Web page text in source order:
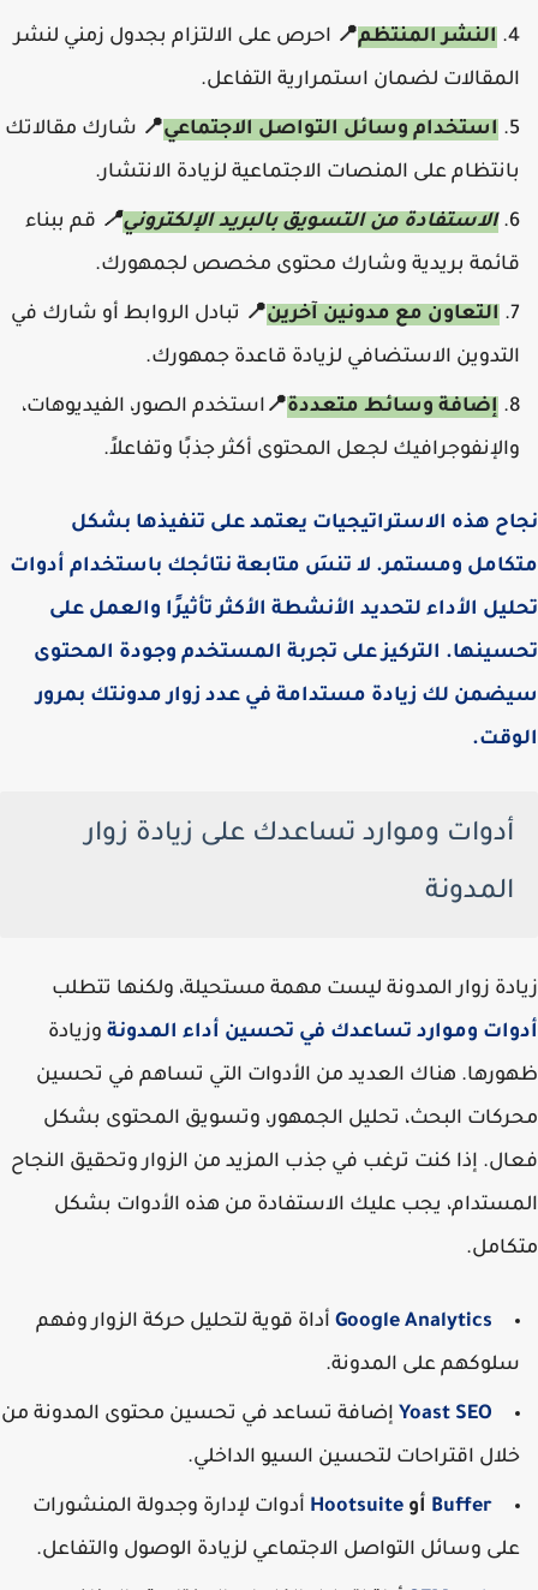
النشر المنتظم📍 احرص على الالتزام بجدول زمني لنشر
المقالات لضمان استمرارية التفاعل.
استخدام وسائل التواصل الاجتماعي📍 شارك مقالاتك
بانتظام على المنصات الاجتماعية لزيادة الانتشار.
الاستفادة من التسويق بالبريد الإلكتروني📍 قم ببناء
قائمة بريدية وشارك محتوى مخصص لجمهورك.
التعاون مع مدونين آخرين📍 تبادل الروابط أو شارك في
التدوين الاستضافي لزيادة قاعدة جمهورك.
إضافة وسائط متعددة📍 استخدم الصور، الفيديوهات،
والإنفوجرافيك لجعل المحتوى أكثر جذبًا وتفاعلاً.
نجاح هذه الاستراتيجيات يعتمد على تنفيذها بشكل
متكامل ومستمر. لا تنسَ متابعة نتائجك باستخدام أدوات
تحليل الأداء لتحديد الأنشطة الأكثر تأثيرًا والعمل على
تحسينها. التركيز على تجربة المستخدم وجودة المحتوى
سيضمن لك زيادة مستدامة في عدد زوار مدونتك بمرور
الوقت.
أدوات وموارد تساعدك على زيادة زوار
المدونة
زيادة زوار المدونة ليست مهمة مستحيلة، ولكنها تتطلب
أدوات وموارد تساعدك في تحسين أداء المدونة وزيادة
ظهورها. هناك العديد من الأدوات التي تساهم في تحسين
محركات البحث، تحليل الجمهور، وتسويق المحتوى بشكل
فعال. إذا كنت ترغب في جذب المزيد من الزوار وتحقيق النجاح
المستدام، يجب عليك الاستفادة من هذه الأدوات بشكل
متكامل.
Google Analytics أداة قوية لتحليل حركة الزوار وفهم
سلوكهم على المدونة.
Yoast SEO إضافة تساعد في تحسين محتوى المدونة من
خلال اقتراحات لتحسين السيو الداخلي.
Buffer أو Hootsuite أدوات لإدارة وجدولة المنشورات
على وسائل التواصل الاجتماعي لزيادة الوصول والتفاعل.